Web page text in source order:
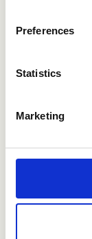
Preferences
Statistics
Marketing